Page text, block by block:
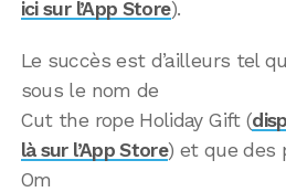
ici sur l’App Store).
Le succès est d’ailleurs tel
sous le nom de
Cut the rope Holiday Gift (
là sur l’App Store) et que des
Om